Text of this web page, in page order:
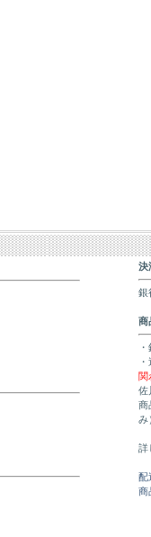
決
銀
商
関
佐
商
み
詳
配
商